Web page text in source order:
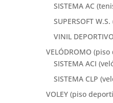
SISTEMA AC
SUPERSOFT
VINIL
VELÓDROMO
SISTEMA ACI
SISTEMA CLP
VOLEY (piso